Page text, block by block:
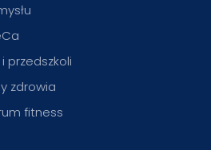
przedszkoli
zdrowia
fitness